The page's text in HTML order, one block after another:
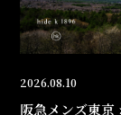
2026.08.10
阪急メンズ東京